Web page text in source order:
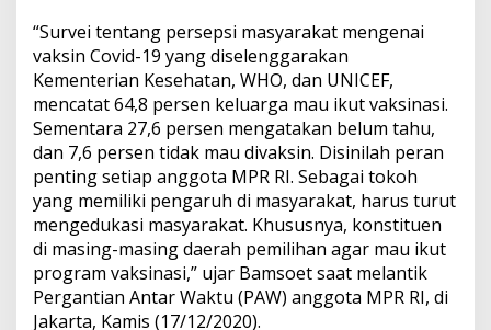
“Survei tentang persepsi masyarakat mengenai
vaksin Covid-19 yang diselenggarakan
Kementerian Kesehatan, WHO, dan UNICEF,
mencatat 64,8 persen keluarga mau ikut vaksinasi.
Sementara 27,6 persen mengatakan belum tahu,
dan 7,6 persen tidak mau divaksin. Disinilah peran
penting setiap anggota MPR RI. Sebagai tokoh
yang memiliki pengaruh di masyarakat, harus turut
mengedukasi masyarakat. Khususnya, konstituen
di masing-masing daerah pemilihan agar mau ikut
program vaksinasi,” ujar Bamsoet saat melantik
Pergantian Antar Waktu (PAW) anggota MPR RI, di
Jakarta, Kamis (17/12/2020).